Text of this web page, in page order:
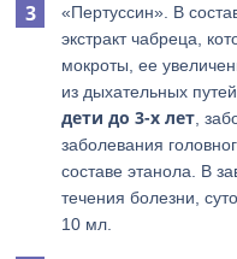
«Пертуссин». В
экстракт чабреца,
мокроты, ее
из дыхательных
дети до 3-х лет ,
заболевания
составе этанола. В
течения болезни,
10 мл.